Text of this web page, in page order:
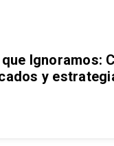
Ignoramos:
y